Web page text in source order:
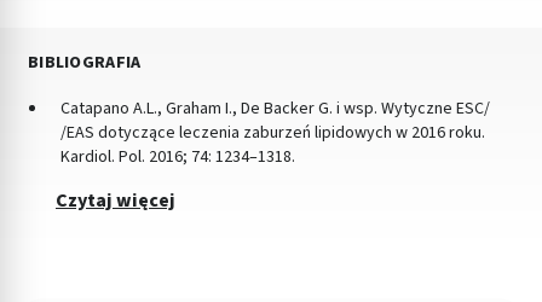
BIBLIOGRAFIA
Catapano A.L., Graham I., De Backer G. i wsp. Wytyczne ESC/
/EAS dotyczące leczenia zaburzeń lipidowych w 2016 roku.
Kardiol. Pol. 2016; 74: 1234–1318.
Czytaj więcej